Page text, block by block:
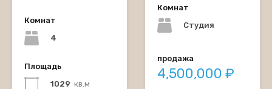
Комнат
4
Площадь
1029 кв.м
Комнат
Студия
продажа
4,500,000 ₽